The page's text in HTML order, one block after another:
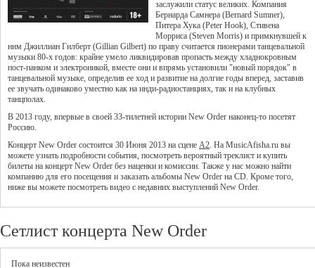
заслужили статус великих. Компания
Бернарда Самнера (Bernard Sumner),
Питера Хука (Peter Hook), Стивена
Морриса (Steven Morris) и примкнувшей к
ним Джиллиан Гилберт (Gillian Gilbert) по праву считается пионерами танцевальной
музыки 80-х годов: крайне умело ликвидировав пропасть между хладнокровным
пост-панком и электроникой, вместе они и впрямь установили "новый порядок" в
танцевальной музыке, определив ее ход и развитие на долгие годы вперед, заставив
ее звучать одинаково уместно как на инди-радиостанциях, так и на клубных
танцполах.
В 2013 году, впервые в своей 33-тилетней истории New Order наконец-то посетят
Россию.
Концерт New Order состоится 30 Июня 2013 на сцене A2. На MusicAfisha.ru вы
можете узнать подробности события, посмотреть вероятный треклист и купить
билеты на концерт New Order без наценки и комиссии. Также у нас можно найти
компанию для его посещения и заказать альбомы New Order на CD. Кроме того,
ниже вы можете посмотреть видео с недавних выступлений New Order.
Сетлист концерта New Order
Пока неизвестен